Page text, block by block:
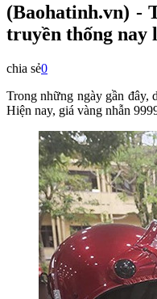
(Baohatinh.vn) -
truyền thống nay
chia sẻ0
Trong những ngày gần đây,
Hiện nay, giá vàng nhẫn